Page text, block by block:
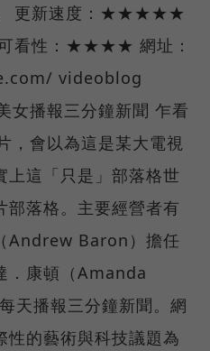
。 更新速度：★★★★★
看性：★★★★ 網址：
videoblog
播報三分鐘新聞 乍看
會以為這是某大電視
上這「只是」部落格世
部落格。主要經營者有
Andrew Baron）擔任
．康頓（Amanda
天播報三分鐘新聞。網
性的藝術與科技議題為